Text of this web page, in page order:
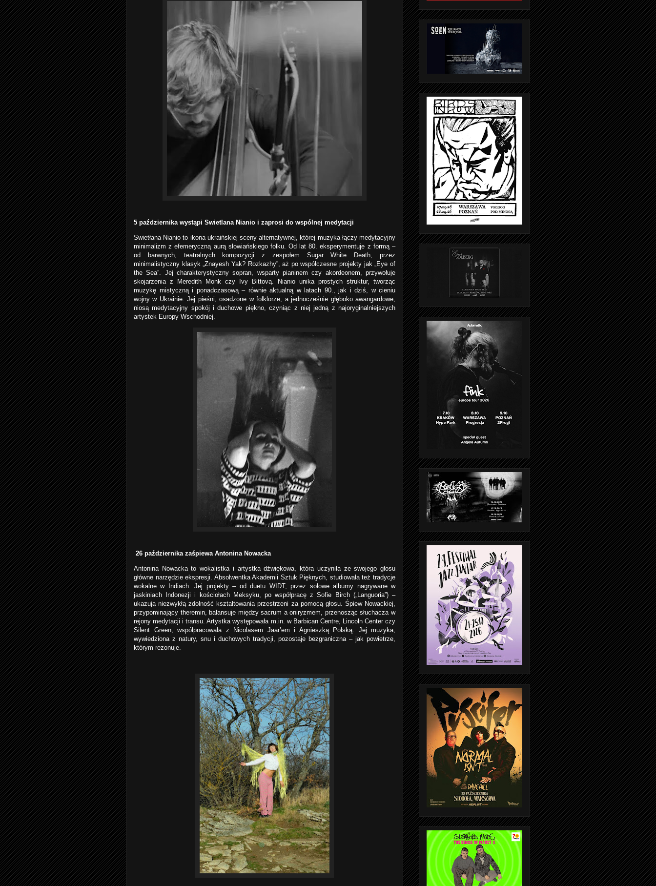
5 października wystąpi Swietlana Nianio i zaprosi do wspólnej medytacji
Swietłana Nianio to ikona ukraińskiej sceny alternatywnej, której muzyka łączy medytacyjny
minimalizm z efemeryczną aurą słowiańskiego folku. Od lat 80. eksperymentuje z formą –
od barwnych, teatralnych kompozycji z zespołem Sugar White Death, przez
minimalistyczny klasyk „Znayesh Yak? Rozkazhy”, aż po współczesne projekty jak „Eye of
the Sea”. Jej charakterystyczny sopran, wsparty pianinem czy akordeonem, przywołuje
skojarzenia z Meredith Monk czy Ivy Bittovą. Nianio unika prostych struktur, tworząc
muzykę mistyczną i ponadczasową – równie aktualną w latach 90., jak i dziś, w cieniu
wojny w Ukrainie. Jej pieśni, osadzone w folklorze, a jednocześnie głęboko awangardowe,
niosą medytacyjny spokój i duchowe piękno, czyniąc z niej jedną z najoryginalniejszych
artystek Europy Wschodniej.
26 października zaśpiewa Antonina Nowacka
Antonina Nowacka to wokalistka i artystka dźwiękowa, która uczyniła ze swojego głosu
główne narzędzie ekspresji. Absolwentka Akademii Sztuk Pięknych, studiowała też tradycje
wokalne w Indiach. Jej projekty – od duetu WIDT, przez solowe albumy nagrywane w
jaskiniach Indonezji i kościołach Meksyku, po współpracę z Sofie Birch („Languoria”) –
ukazują niezwykłą zdolność kształtowania przestrzeni za pomocą głosu. Śpiew Nowackiej,
przypominający theremin, balansuje między sacrum a oniryzmem, przenosząc słuchacza w
rejony medytacji i transu. Artystka występowała m.in. w Barbican Centre, Lincoln Center czy
Silent Green, współpracowała z Nicolasem Jaar’em i Agnieszką Polską. Jej muzyka,
wywiedziona z natury, snu i duchowych tradycji, pozostaje bezgraniczna – jak powietrze,
którym rezonuje.